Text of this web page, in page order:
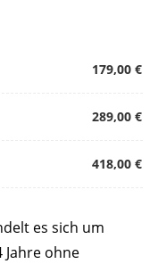
179,00 €
289,00 €
418,00 €
es sich um
ohne